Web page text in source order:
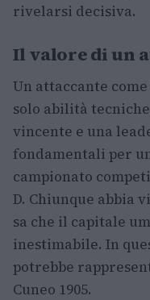
rivelarsi decisiva.
Il valore di un
Un attaccante
solo abilità
vincente e una
fondamentali per
campionato
D. Chiunque abbia
sa che il capitale
inestimabile. In
potrebbe
Cuneo 1905.